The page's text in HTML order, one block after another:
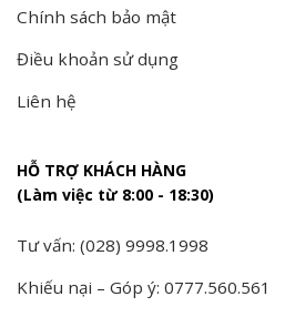
Chính sách bảo mật
Điều khoản sử dụng
Liên hệ
HỖ TRỢ KHÁCH HÀNG
(Làm việc từ 8:00 - 18:30)
Tư vấn: (028) 9998.1998
Khiếu nại – Góp ý: 0777.560.561